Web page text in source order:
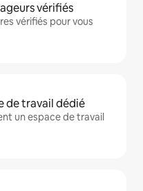
vérifiés
vérifiés pour vous
de travail dédié
un espace de travail